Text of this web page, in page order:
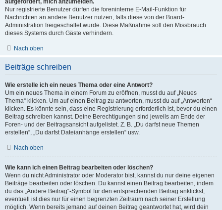
aufgefordert, mich anzumelden.
Nur registrierte Benutzer dürfen die foreninterne E-Mail-Funktion für
Nachrichten an andere Benutzer nutzen, falls diese von der Board-
Administration freigeschaltet wurde. Diese Maßnahme soll den Missbrauch
dieses Systems durch Gäste verhindern.
Nach oben
Beiträge schreiben
Wie erstelle ich ein neues Thema oder eine Antwort?
Um ein neues Thema in einem Forum zu eröffnen, musst du auf „Neues
Thema“ klicken. Um auf einen Beitrag zu antworten, musst du auf „Antworten“
klicken. Es könnte sein, dass eine Registrierung erforderlich ist, bevor du einen
Beitrag schreiben kannst. Deine Berechtigungen sind jeweils am Ende der
Foren- und der Beitragsansicht aufgelistet. Z. B. „Du darfst neue Themen
erstellen“, „Du darfst Dateianhänge erstellen“ usw.
Nach oben
Wie kann ich einen Beitrag bearbeiten oder löschen?
Wenn du nicht Administrator oder Moderator bist, kannst du nur deine eigenen
Beiträge bearbeiten oder löschen. Du kannst einen Beitrag bearbeiten, indem
du das „Ändere Beitrag“-Symbol für den entsprechenden Beitrag anklickst;
eventuell ist dies nur für einen begrenzten Zeitraum nach seiner Erstellung
möglich. Wenn bereits jemand auf deinen Beitrag geantwortet hat, wird dein